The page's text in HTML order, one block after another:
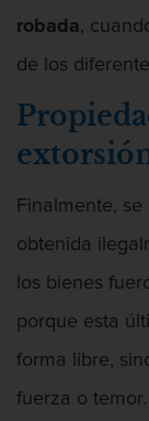
robada,
de los
Finalmente,
obtenida
los bienes
porque esta
forma libre,
fuerza o temor.